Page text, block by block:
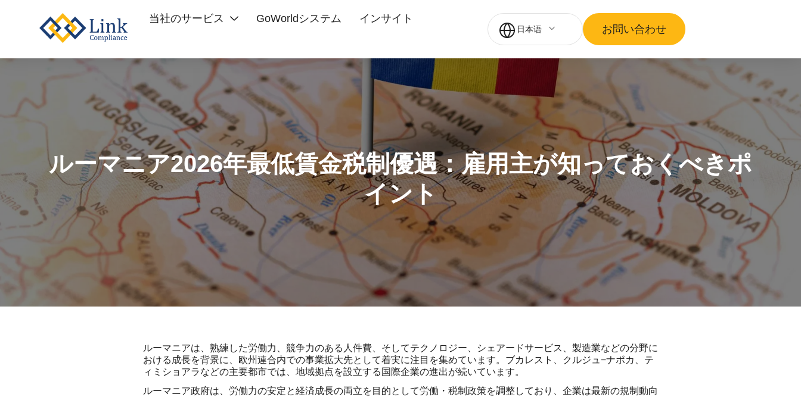
当社のサービス GoWorldシステム インサイト
日本语 お問い合わせ
ルーマニア2026年最低賃金税制優遇：雇用主が知っておくべきポ
イント
ルーマニアは、熟練した労働力、競争力のある人件費、そしてテクノロジー、シェアードサービス、製造業などの分野に
おける成長を背景に、欧州連合内での事業拡大先として着実に注目を集めています。ブカレスト、クルジュ−ナポカ、テ
ィミショアラなどの主要都市では、地域拠点を設立する国際企業の進出が続いています。
ルーマニア政府は、労働力の安定と経済成長の両立を目的として労働・税制政策を調整しており、企業は最新の規制動向